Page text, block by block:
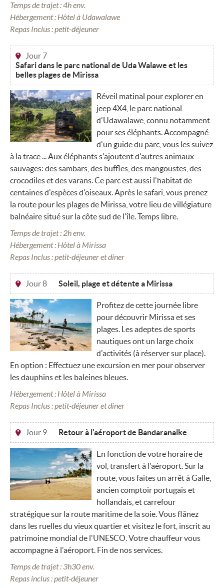
Temps de trajet : 4h env.
Hébergement : Hôtel à Udawalawe
Repas Inclus : petit-déjeuner
Jour 7
Safari dans le parc national de Uda Walawe et les
belles plages de Mirissa
Réveil matinal pour explorer en
jeep 4X4, le parc national
d'Udawalawe, connu notamment
pour ses éléphants. Accompagné
d'un guide du parc, vous les suivez
à la trace ... Aux éléphants s'ajoutent d'autres animaux
sauvages: des sambars, des buffles, des mangoustes, des
crocodiles et des varans. Ce parc est aussi l'habitat de
centaines d'espèces d'oiseaux. Après le safari, vous prenez
la route pour les plages de Mirissa, votre lieu de villégiature
balnéaire situé sur la côte sud de l'île. Temps libre.
Temps de trajet : 2h env.
Hébergement : Hôtel à Mirissa
Repas Inclus : petit-déjeuner et diner
Jour 8 Soleil, plage et détente a Mirissa
Profitez de cette journée libre
pour découvrir Mirissa et ses
plages. Les adeptes de sports
nautiques ont un large choix
d'activités (à réserver sur place).
En option : Effectuez une excursion en mer pour observer
les dauphins et les baleines bleues.
Hébergement : Hôtel à Mirissa
Repas Inclus : petit-déjeuner et diner
Jour 9 Retour à l'aéroport de Bandaranaike
En fonction de votre horaire de
vol, transfert à l'aéroport. Sur la
route, vous faites un arrêt à Galle,
ancien comptoir portugais et
hollandais, et carrefour
stratégique sur la route maritime de la soie. Vous flânez
dans les ruelles du vieux quartier et visitez le fort, inscrit au
patrimoine mondial de l'UNESCO. Votre chauffeur vous
accompagne à l'aéroport. Fin de nos services.
Temps de trajet : 3h30 env.
Repas inclus : petit-déjeuner